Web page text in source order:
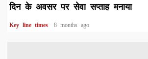
दिन के अवसर पर सेवा सप्ताह मनाया
Key line times 8 months ago